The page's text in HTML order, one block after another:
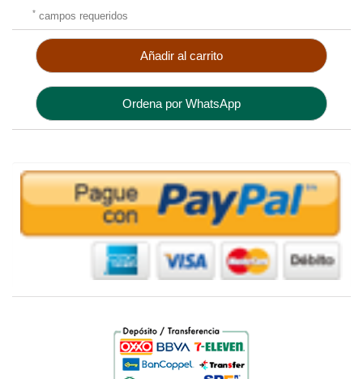
* campos requeridos
Añadir al carrito
Ordena por WhatsApp